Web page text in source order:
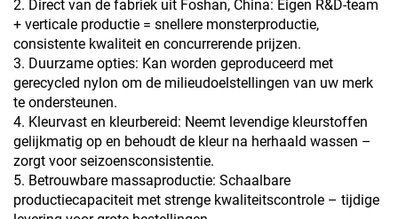
2. Direct van de fabriek uit Foshan, China: Eigen R&D-team
+ verticale productie = snellere monsterproductie,
consistente kwaliteit en concurrerende prijzen.
3. Duurzame opties: Kan worden geproduceerd met
gerecycled nylon om de milieudoelstellingen van uw merk
te ondersteunen.
4. Kleurvast en kleurbereid: Neemt levendige kleurstoffen
gelijkmatig op en behoudt de kleur na herhaald wassen –
zorgt voor seizoensconsistentie.
5. Betrouwbare massaproductie: Schaalbare
productiecapaciteit met strenge kwaliteitscontrole – tijdige